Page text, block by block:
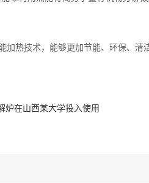
热技术，能够更加节能、环保、清
炉在山西某大学投入使用